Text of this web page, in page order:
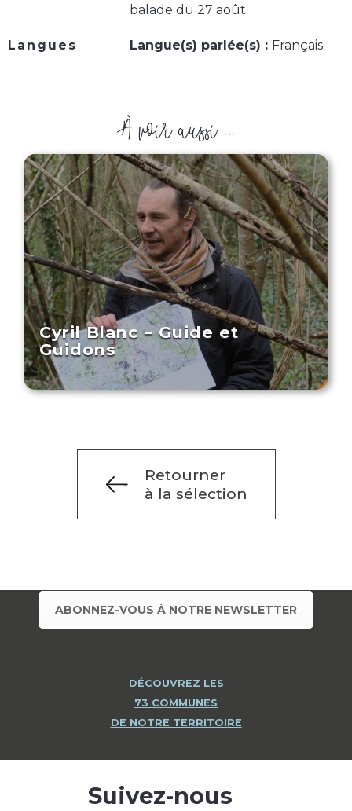
balade du 27 août.
Langues Langue(s) parlée(s) : Français
À voir aussi ...
Cyril Blanc – Guide et
Guidons
Retourner
à la sélection
ABONNEZ-VOUS À NOTRE NEWSLETTER
DÉCOUVREZ LES
73 COMMUNES
DE NOTRE TERRITOIRE
Suivez-nous